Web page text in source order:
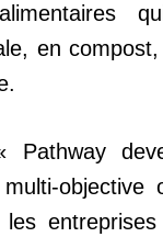
en
Pathway